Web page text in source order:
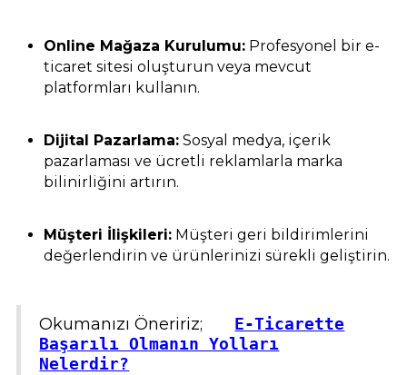
Online Mağaza Kurulumu: Profesyonel bir e-
ticaret sitesi oluşturun veya mevcut
platformları kullanın.
Dijital Pazarlama: Sosyal medya, içerik
pazarlaması ve ücretli reklamlarla marka
bilinirliğini artırın.
Müşteri İlişkileri: Müşteri geri bildirimlerini
değerlendirin ve ürünlerinizi sürekli geliştirin.
Okumanızı Öneririz;
E-Ticarette
Başarılı Olmanın Yolları
Nelerdir?